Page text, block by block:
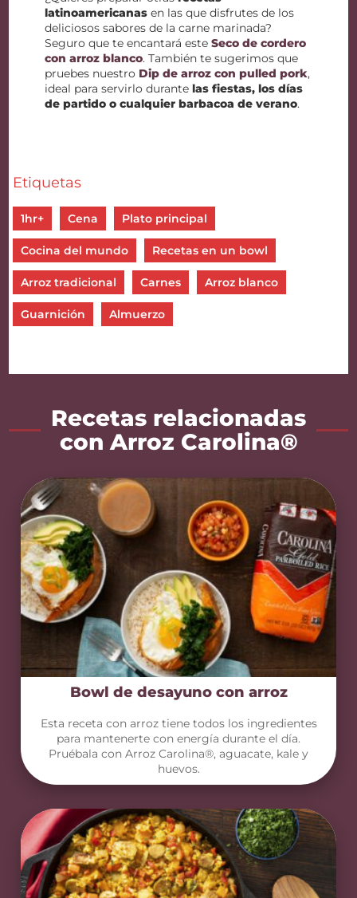
latinoamericanas en las que disfrutes de los
deliciosos sabores de la carne marinada?
Seguro que te encantará esteSeco de cordero
con arroz blanco. También te sugerimos que
pruebes nuestro Dip de arroz con pulled pork,
ideal para servirlo durantelas fiestas, los días
de partido o cualquier barbacoa de verano.
Etiquetas
1hr+ Cena Plato principal
Cocina del mundo Recetas en un bowl
Arroz tradicional Carnes Arroz blanco
Guarnición Almuerzo
Recetas relacionadas
con Arroz Carolina®
Bowl de desayuno con arroz
Esta receta con arroz tiene todos los ingredientes
para mantenerte con energía durante el día.
Pruébala con Arroz Carolina®, aguacate, kale y
huevos.